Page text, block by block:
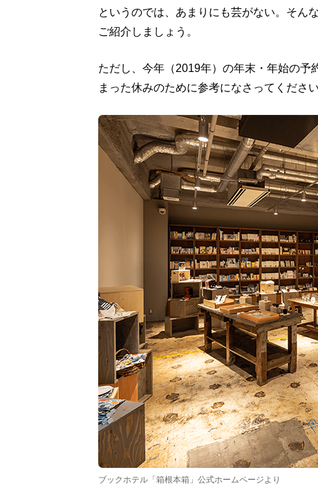
というのでは、あまりにも芸がない。そん
ご紹介しましょう。
ただし、今年（2019年）の年末・年始の予
まった休みのために参考になさってください
ブックホテル「箱根本箱」公式ホームページより